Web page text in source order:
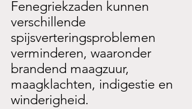
Fenegriekzaden kunnen
verschillende
spijsverteringsproblemen
verminderen, waaronder
brandend maagzuur,
maagklachten, indigestie en
winderigheid.